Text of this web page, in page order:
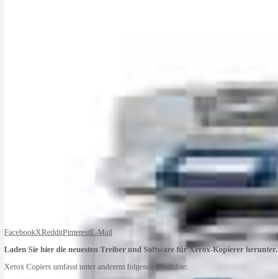
FacebookXRedditPinterestE-Mail
Laden Sie hier die neuesten Treiber und Software für Xerox-Kopierer herunter.
Xerox Copiers umfasst unter anderem folgende Produkte: